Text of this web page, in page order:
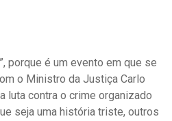
porque é um evento em que se
o Ministro da Justiça Carlo
luta contra o crime organizado
seja uma história triste, outros